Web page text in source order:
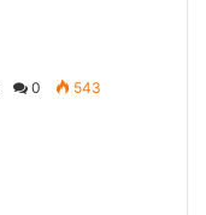
0
543